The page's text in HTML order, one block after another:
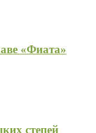
«Фиата»
степей